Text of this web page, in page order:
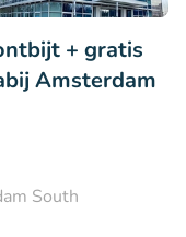
+ gratis
Amsterdam
South